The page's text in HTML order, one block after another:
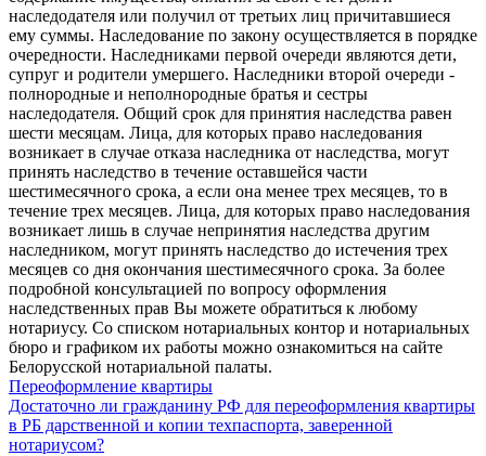
наследодателя или получил от третьих лиц причитавшиеся
ему суммы. Наследование по закону осуществляется в порядке
очередности. Наследниками первой очереди являются дети,
супруг и родители умершего. Наследники второй очереди -
полнородные и неполнородные братья и сестры
наследодателя. Общий срок для принятия наследства равен
шести месяцам. Лица, для которых право наследования
возникает в случае отказа наследника от наследства, могут
принять наследство в течение оставшейся части
шестимесячного срока, а если она менее трех месяцев, то в
течение трех месяцев. Лица, для которых право наследования
возникает лишь в случае непринятия наследства другим
наследником, могут принять наследство до истечения трех
месяцев со дня окончания шестимесячного срока. За более
подробной консультацией по вопросу оформления
наследственных прав Вы можете обратиться к любому
нотариусу. Со списком нотариальных контор и нотариальных
бюро и графиком их работы можно ознакомиться на сайте
Белорусской нотариальной палаты.
Переоформление квартиры
Достаточно ли гражданину РФ для переоформления квартиры
в РБ дарственной и копии техпаспорта, заверенной
нотариусом?